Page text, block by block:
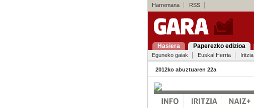
Harremana RSS
Hasiera Paperezko edizioa
Eguneko gaiak Euskal Herria Iritzia
2012ko abuztuaren 22a